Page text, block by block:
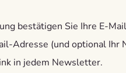
bestätigen Sie Ihre E-
Adresse (und optional Ihr
in jedem Newsletter.